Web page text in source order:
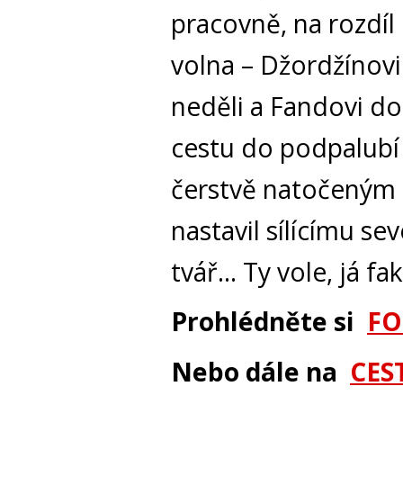
pracovně, na
volna –
neděli a Fandovi
cestu do
čerstvě
nastavil sílícímu
tvář… Ty vole, já
Prohlédněte si
Nebo dále na